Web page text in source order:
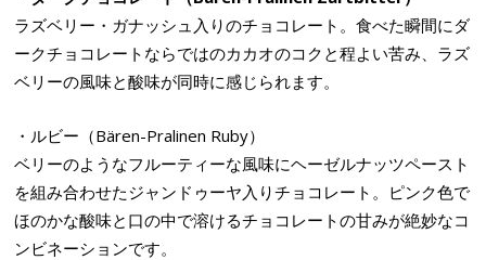
ラズベリー・ガナッシュ入りのチョコレート。食べた瞬間にダ
ークチョコレートならではのカカオのコクと程よい苦み、ラズ
ベリーの風味と酸味が同時に感じられます。
・ルビー（Bären-Pralinen Ruby）
ベリーのようなフルーティーな風味にヘーゼルナッツペースト
を組み合わせたジャンドゥーヤ入りチョコレート。ピンク色で
ほのかな酸味と口の中で溶けるチョコレートの甘みが絶妙なコ
ンビネーションです。